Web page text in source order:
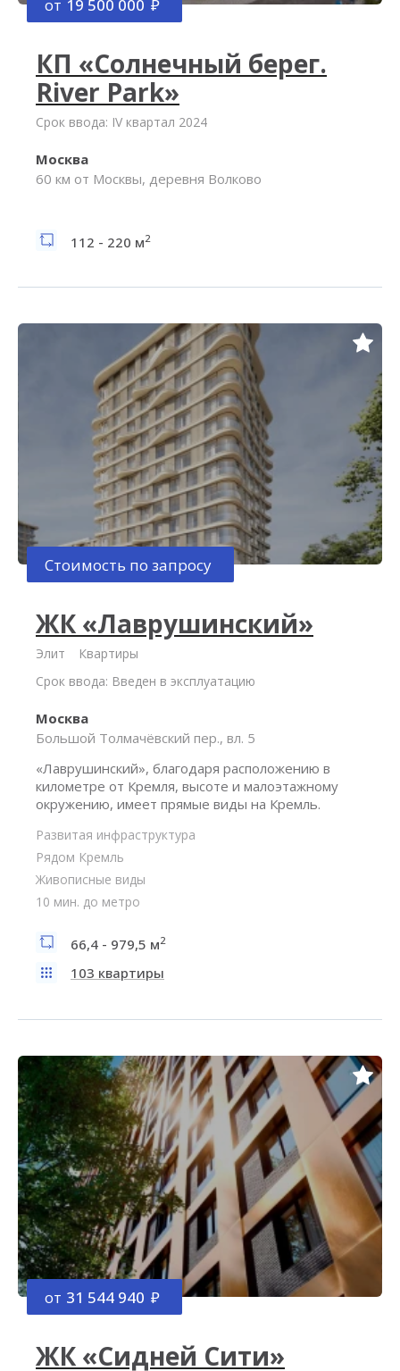
от 19 500 000
КП «Солнечный берег.
River Park»
Срок ввода: IV квартал 2024
Москва
60 км от Москвы, деревня Волково
112 - 220 м2
Стоимость по запросу
ЖК «Лаврушинский»
Элит
Квартиры
Срок ввода: Введен в эксплуатацию
Москва
Большой Толмачёвский пер., вл. 5
«Лаврушинский», благодаря расположению в
километре от Кремля, высоте и малоэтажному
окружению, имеет прямые виды на Кремль.
Развитая инфраструктура
Рядом Кремль
Живописные виды
10 мин. до метро
66,4 - 979,5 м2
103 квартиры
от 31 544 940
ЖК «Сидней Сити»